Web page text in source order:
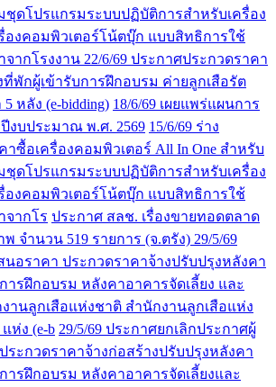
ชุดโปรแกรมระบบปฏิบัติการสำหรับเครื่อง
องคอมพิวเตอร์โน้ตบุ๊ก แบบสิทธิการใช้
จากโรงงาน 22/6/69 ประกาศประกวดราคา
ที่พักผู้เข้ารับการฝึกอบรม ค่ายลูกเสือรัต
หลัง (e-bidding) 18/6/69 เผยแพร่แผนการ
งบประมาณ พ.ศ. 2569 15/6/69 ร่าง
ซื้อเครื่องคอมพิวเตอร์ All In One สำหรับ
ชุดโปรแกรมระบบปฏิบัติการสำหรับเครื่อง
องคอมพิวเตอร์โน้ตบุ๊ก แบบสิทธิการใช้
จากโร ประกาศ สลช. เรื่องขายทอดตลาด
จำนวน 519 รายการ (จ.ตรัง) 29/5/69
นอราคา ประกวดราคาจ้างปรับปรุงหลังคา
ารฝึกอบรม หลังคาอาคารจัดเลี้ยง และ
านลูกเสือแห่งชาติ สำนักงานลูกเสือแห่ง
ห่ง (e-b 29/5/69 ประกาศยกเลิกประกาศผู้
ระกวดราคาจ้างก่อสร้างปรับปรุงหลังคา
ารฝึกอบรม หลังคาอาคารจัดเลี้ยงและ